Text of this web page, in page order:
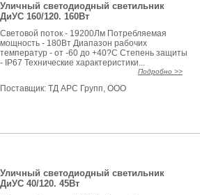
Уличный светодиодный светильник
ДиУС 160/120. 160Вт
Световой поток - 19200Лм Потребляемая
мощность - 180Вт Диапазон рабочих
температур - от -60 до +40?С Степень защиты
- IP67 Технические характеристики...
Подробно >>
Поставщик:ТД АРС Групп, ООО
Уличный светодиодный светильник
ДиУС 40/120. 45Вт